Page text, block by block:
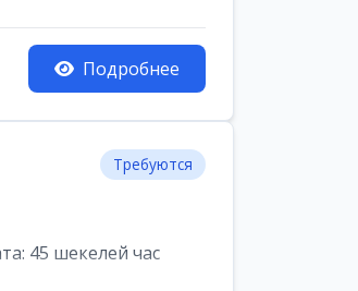
Подробнее
Требуются
45 шекелей час